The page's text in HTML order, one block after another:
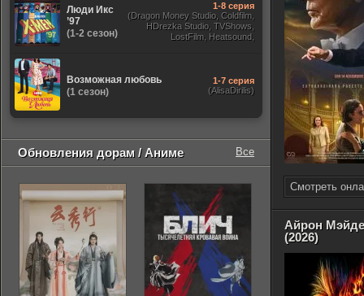
Смотреть
Айрон
(2026)
Люди Икс
’97
(1-2 сезон)
1-8 серия
(Dragon Money Studio, Coldfilm,
HDrezka Studio, TVShows,
LostFilm, Heatsound,
Возможная любовь
(1 сезон)
1-7 серия
(AlisaDirilis)
Обновления дорам / Аниме Все